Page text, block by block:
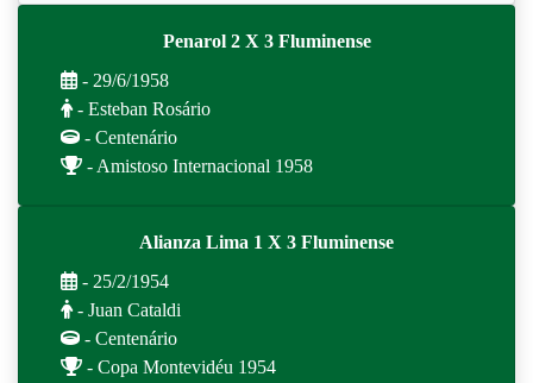
Penarol 2 X 3 Fluminense
- 29/6/1958
- Esteban Rosário
- Centenário
- Amistoso Internacional 1958
Alianza Lima 1 X 3 Fluminense
- 25/2/1954
- Juan Cataldi
- Centenário
- Copa Montevidéu 1954